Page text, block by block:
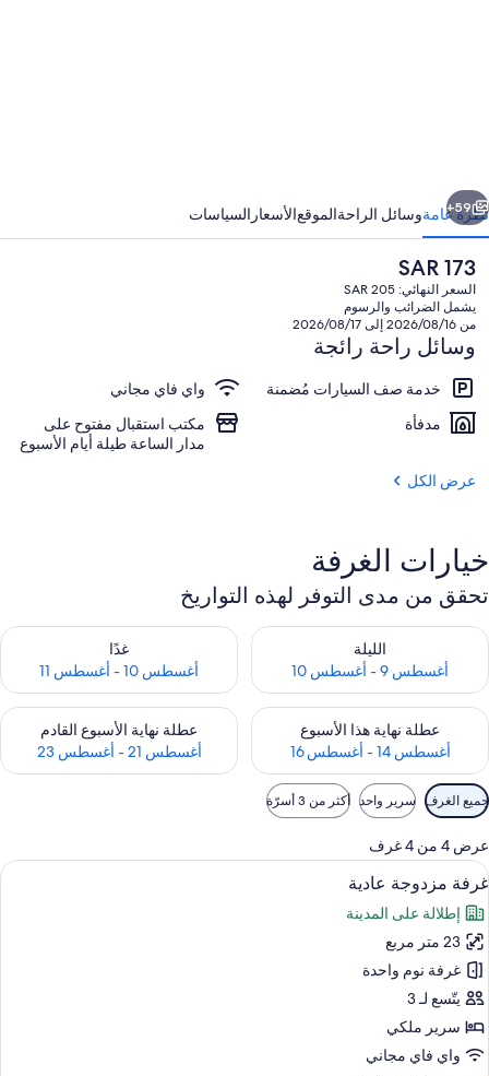
التالي
59+
نظرة عامةوسائل الراحةالموقعالأسعار السياسات
السعر
الحالي
هو
SAR
173
SAR 173
السعر النهائي: SAR 205
يشمل الضرائب والرسوم
من 2026/08/16 إلى 2026/08/17
وسائل راحة رائجة
خدمة صف السيارات مُضمنة
واي فاي مجاني
مدفأة
مكتب استقبال مفتوح على
مدار الساعة طيلة أيام الأسبوع
عرض الكل
خيارات الغرفة
تحقق من مدى التوفر لهذه التواريخ
الليلة
أغسطس 9 - أغسطس 10
تحقق من مدى التوفر لليلة للفترة أغسطس 9 - أغسطس 10
غدًا
أغسطس 10 - أغسطس 11
تحقق من مدى التوفر لغد للفترة أغسطس
عطلة نهاية هذا الأسبوع
أغسطس 14 - أغسطس 16
تحقق من مدى التوفر لعطلة نهاية هذا الأسبوع للفترة أغسطس 14 - أغسطس 16
عطلة نهاية الأسبوع القادم
أغسطس 21 - أغسطس 23
تحقق من مدى التوفر لعطلة نهاية
عوامل
التصفية
المتاحة
للغرف
جميع الغرف سرير واحد أكثر من 3 أسرّة
عرض 4 من 4 غرف
استعراض
جميع
صور
غرفة
مزدوجة
عادية
خزنة داخل الغرفة وستائر تعتيم
9
غرفة مزدوجة عادية
إطلالة على المدينة
23 متر مربع
غرفة نوم واحدة
يتّسع لـ 3
سرير ملكي
واي فاي مجاني